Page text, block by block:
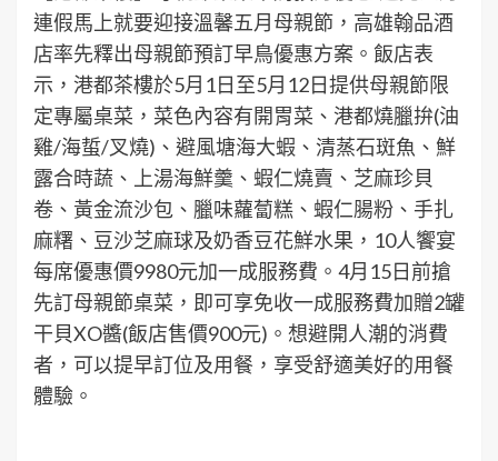
連假馬上就要迎接溫馨五月母親節，高雄翰品酒
店率先釋出母親節預訂早鳥優惠方案。飯店表
示，港都茶樓於5月1日至5月12日提供母親節限
定專屬桌菜，菜色內容有開胃菜、港都燒臘拚(油
雞/海蜇/叉燒)、避風塘海大蝦、清蒸石斑魚、鮮
露合時蔬、上湯海鮮羹、蝦仁燒賣、芝麻珍貝
卷、黃金流沙包、臘味蘿蔔糕、蝦仁腸粉、手扎
麻糬、豆沙芝麻球及奶香豆花鮮水果，10人饗宴
每席優惠價9980元加一成服務費。4月15日前搶
先訂母親節桌菜，即可享免收一成服務費加贈2罐
干貝XO醬(飯店售價900元)。想避開人潮的消費
者，可以提早訂位及用餐，享受舒適美好的用餐
體驗。